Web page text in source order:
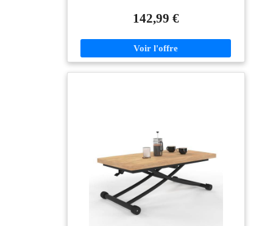
afin de s’adapter à vos besoins Rangement spacieux :
Les 3 compartiments sous le plateau offrent un espace
compartiment ouvert est idéal pour exposer vos objets
déco et les 2 tiroirs accueillent vos petits accessoires
bureau – un complément parfait pour votre intérieur
Montage et entretien faciles : Grâce aux instructions
claires et aux outils fournis, cette table basse se monte
en seulement 45 minutes. Son revêtement résistant à
l’eau se nettoie facilement avec un chiffon humide
142,99 €